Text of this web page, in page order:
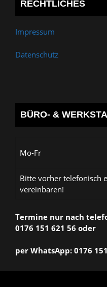
RECHTLICHES
Impressum
Datenschutz
BÜRO- &
Mo-Fr
Bitte vorher telefonisch
vereinbaren!
Termine nur nach
0176 151 621 56 oder
per WhatsApp: 0176